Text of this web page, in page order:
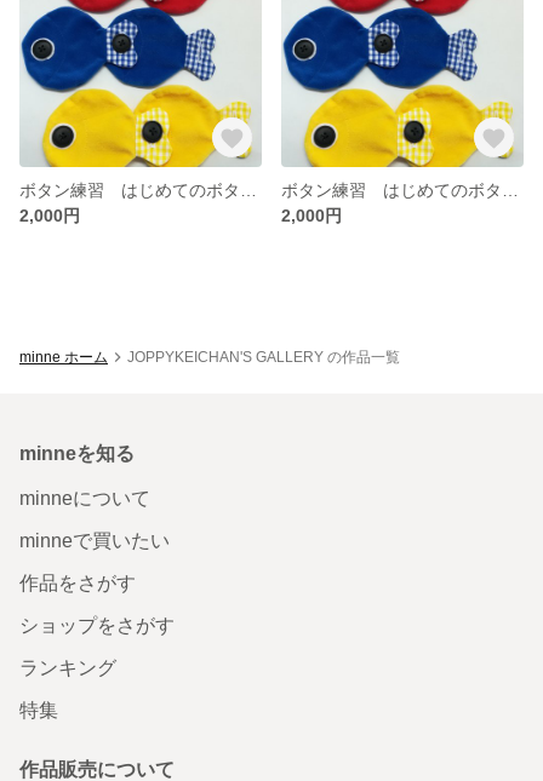
2,000円
2,000円
minne ホーム JOPPYKEICHAN'S GALLERY の作品一覧
minneを知る
minneについて
minneで買いたい
作品をさがす
ショップをさがす
ランキング
特集
作品販売について